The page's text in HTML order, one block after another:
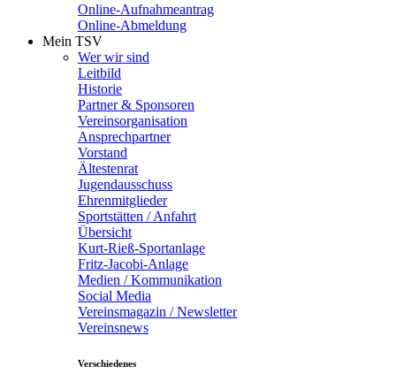
Online-Aufnahmeantrag
Online-Abmeldung
Mein TSV
Wer wir sind
Leitbild
Historie
Partner & Sponsoren
Vereinsorganisation
Ansprechpartner
Vorstand
Ältestenrat
Jugendausschuss
Ehrenmitglieder
Sportstätten / Anfahrt
Übersicht
Kurt-Rieß-Sportanlage
Fritz-Jacobi-Anlage
Medien / Kommunikation
Social Media
Vereinsmagazin / Newsletter
Vereinsnews
Verschiedenes